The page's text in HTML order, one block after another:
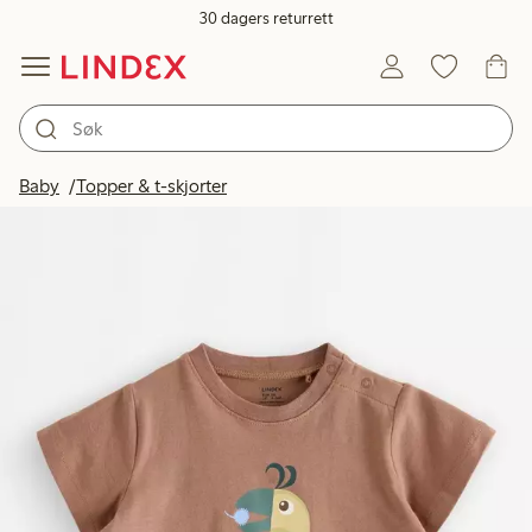
30 dagers returrett
Baby Topper & t-skjorter